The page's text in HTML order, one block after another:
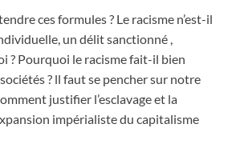
ces formules ? Le racisme n’est-il
un délit sanctionné ,
? Pourquoi le racisme fait-il bien
? ll faut se pencher sur notre
justifier l’esclavage et la
impérialiste du capitalisme